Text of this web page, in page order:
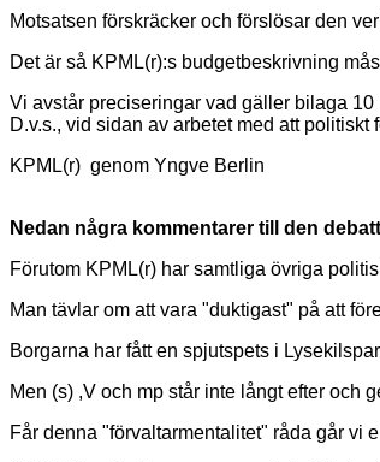
Motsatsen förskräcker och förslösar den
Det är så KPML(r):s budgetbeskrivning
Vi avstår preciseringar vad gäller bilaga
D.v.s., vid sidan av arbetet med att
KPML(r) genom Yngve Berlin
Nedan några kommentarer till den
Förutom KPML(r) har samtliga övriga
Man tävlar om att vara "duktigast" på att
Borgarna har fått en spjutspets i
Men (s) ,V och mp står inte långt efter och
Får denna "förvaltarmentalitet" råda går vi